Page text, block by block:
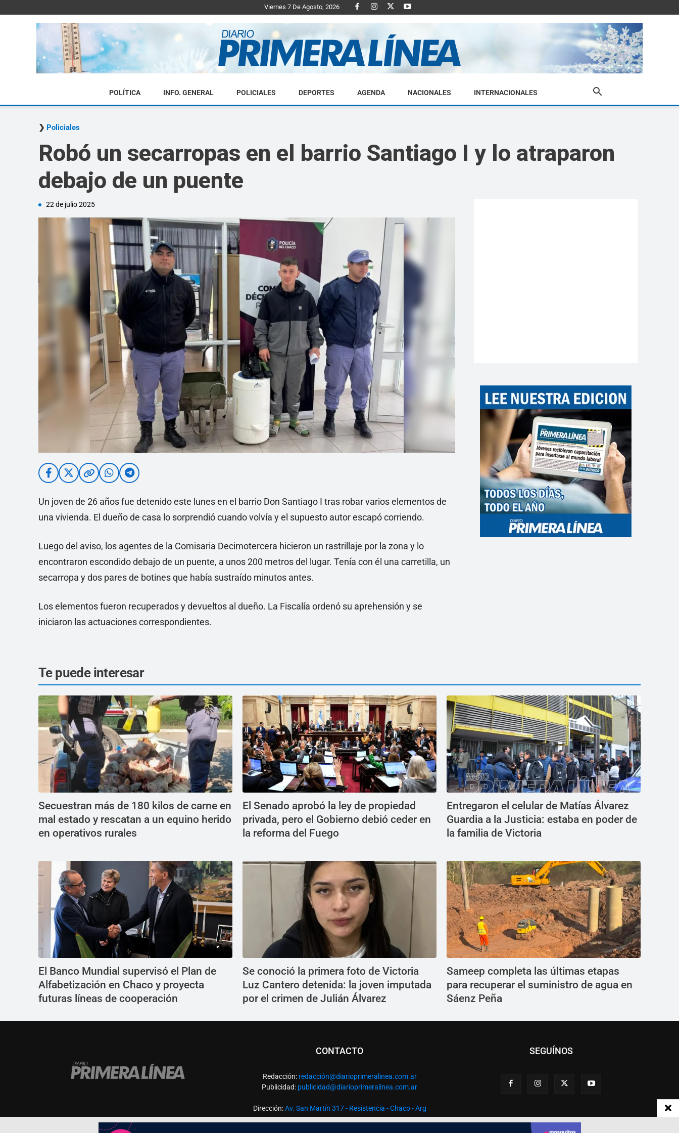
Viernes 7 De Agosto, 2026
Diario
POLÍTICA INFO. GENERAL POLICIALES DEPORTES AGENDA NACIONALES INTERNACIONALES
Policiales
Robó un secarropas en el barrio Santiago I y lo atraparon
debajo de un puente
22 de julio 2025
Un joven de 26 años fue detenido este lunes en el barrio Don Santiago I tras robar varios elementos de
una vivienda. El dueño de casa lo sorprendió cuando volvía y el supuesto autor escapó corriendo.
Luego del aviso, los agentes de la Comisaria Decimotercera hicieron un rastrillaje por la zona y lo
encontraron escondido debajo de un puente, a unos 200 metros del lugar. Tenía con él una carretilla, un
secarropa y dos pares de botines que había sustraído minutos antes.
Los elementos fueron recuperados y devueltos al dueño. La Fiscalía ordenó su aprehensión y se
iniciaron las actuaciones correspondientes.
Te puede interesar
Secuestran más de 180 kilos de carne en
mal estado y rescatan a un equino herido
en operativos rurales
El Senado aprobó la ley de propiedad
privada, pero el Gobierno debió ceder en
la reforma del Fuego
Entregaron el celular de Matías Álvarez
Guardia a la Justicia: estaba en poder de
la familia de Victoria
El Banco Mundial supervisó el Plan de
Alfabetización en Chaco y proyecta
futuras líneas de cooperación
Se conoció la primera foto de Victoria
Luz Cantero detenida: la joven imputada
por el crimen de Julián Álvarez
Sameep completa las últimas etapas
para recuperar el suministro de agua en
Sáenz Peña
CONTACTO
Redacción: redacción@diarioprimeralinea.com.ar
Publicidad: publicidad@diarioprimeralinea.com.ar
Dirección:Av. San Martín 317 - Resistencia - Chaco - Arg
SEGUÍNOS